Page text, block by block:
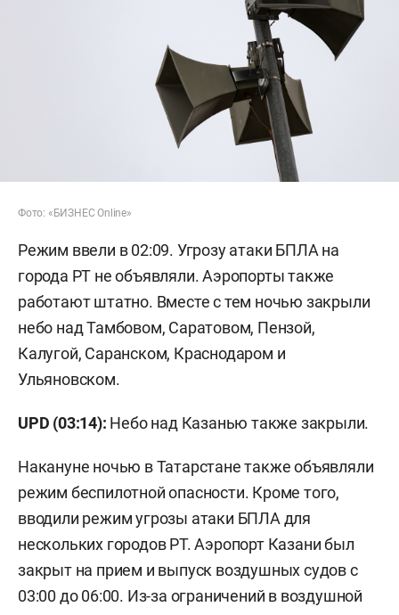
Фото: «БИЗНЕС Online»
Режим ввели в 02:09. Угрозу атаки БПЛА на
города РТ не объявляли. Аэропорты также
работают штатно. Вместе с тем ночью закрыли
небо над Тамбовом, Саратовом, Пензой,
Калугой, Саранском, Краснодаром и
Ульяновском.
UPD (03:14): Небо над Казанью также закрыли.
Накануне ночью в Татарстане также объявляли
режим беспилотной опасности. Кроме того,
вводили режим угрозы атаки БПЛА для
нескольких городов РТ. Аэропорт Казани был
закрыт на прием и выпуск воздушных судов с
03:00 до 06:00. Из-за ограничений в воздушной